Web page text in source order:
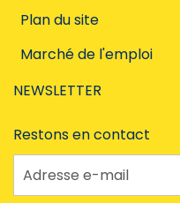
Plan du site
Marché de l'emploi
NEWSLETTER
Restons en contact
Adresse e-mail